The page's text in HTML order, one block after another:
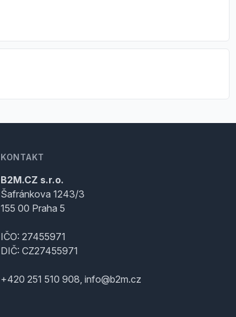
KONTAKT
B2M.CZ s.r.o.
Šafránkova 1243/3
155 00 Praha 5
IČO: 27455971
DIČ: CZ27455971
+420 251 510 908, info@b2m.cz